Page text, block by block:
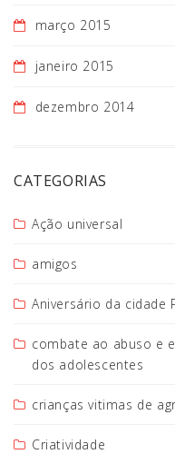
março 2015
janeiro 2015
dezembro 2014
CATEGORIAS
Ação universal
amigos
Aniversário da cidade
combate ao abuso e
dos adolescentes
crianças vitimas de
Criatividade